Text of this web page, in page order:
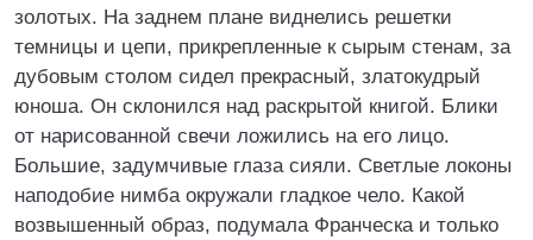
золотых. На заднем плане виднелись решетки
темницы и цепи, прикрепленные к сырым стенам, за
дубовым столом сидел прекрасный, златокудрый
юноша. Он склонился над раскрытой книгой. Блики
от нарисованной свечи ложились на его лицо.
Большие, задумчивые глаза сияли. Светлые локоны
наподобие нимба окружали гладкое чело. Какой
возвышенный образ, подумала Франческа и только